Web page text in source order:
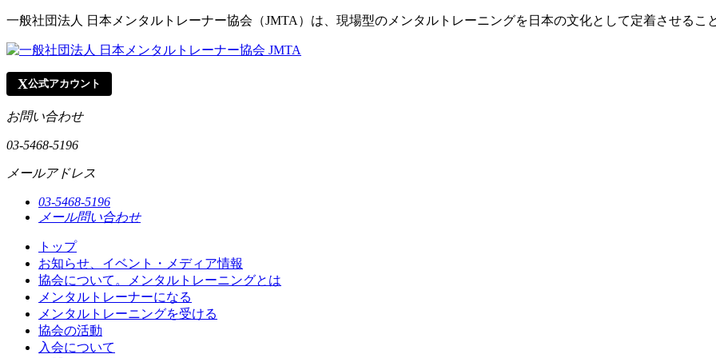
一般社団法人 日本メンタルトレーナー協会（JMTA）は、現場型のメンタルトレーニングを日本の文化として定着させるこ
X公式アカウント
お問い合わせ
03-5468-5196
メールアドレス
03-5468-5196
メール問い合わせ
トップ
お知らせ、イベント・メディア情報
協会について。メンタルトレーニングとは
メンタルトレーナーになる
メンタルトレーニングを受ける
協会の活動
入会について